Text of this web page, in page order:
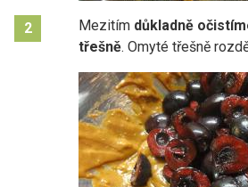
2 Mezitím důkladně
třešně. Omyté třešně